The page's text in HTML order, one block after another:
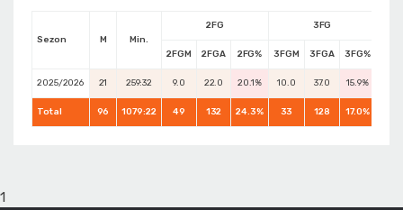
Sezon M Min.
2FG 3FG
2FGM 2FGA 2FG% 3FGM 3FGA 3FG%
2025/2026 21 259:32 9.0 22.0 20.1% 10.0 37.0 15.9%
Total 96 1079:22 49 132 24.3% 33 128 17.0%
1